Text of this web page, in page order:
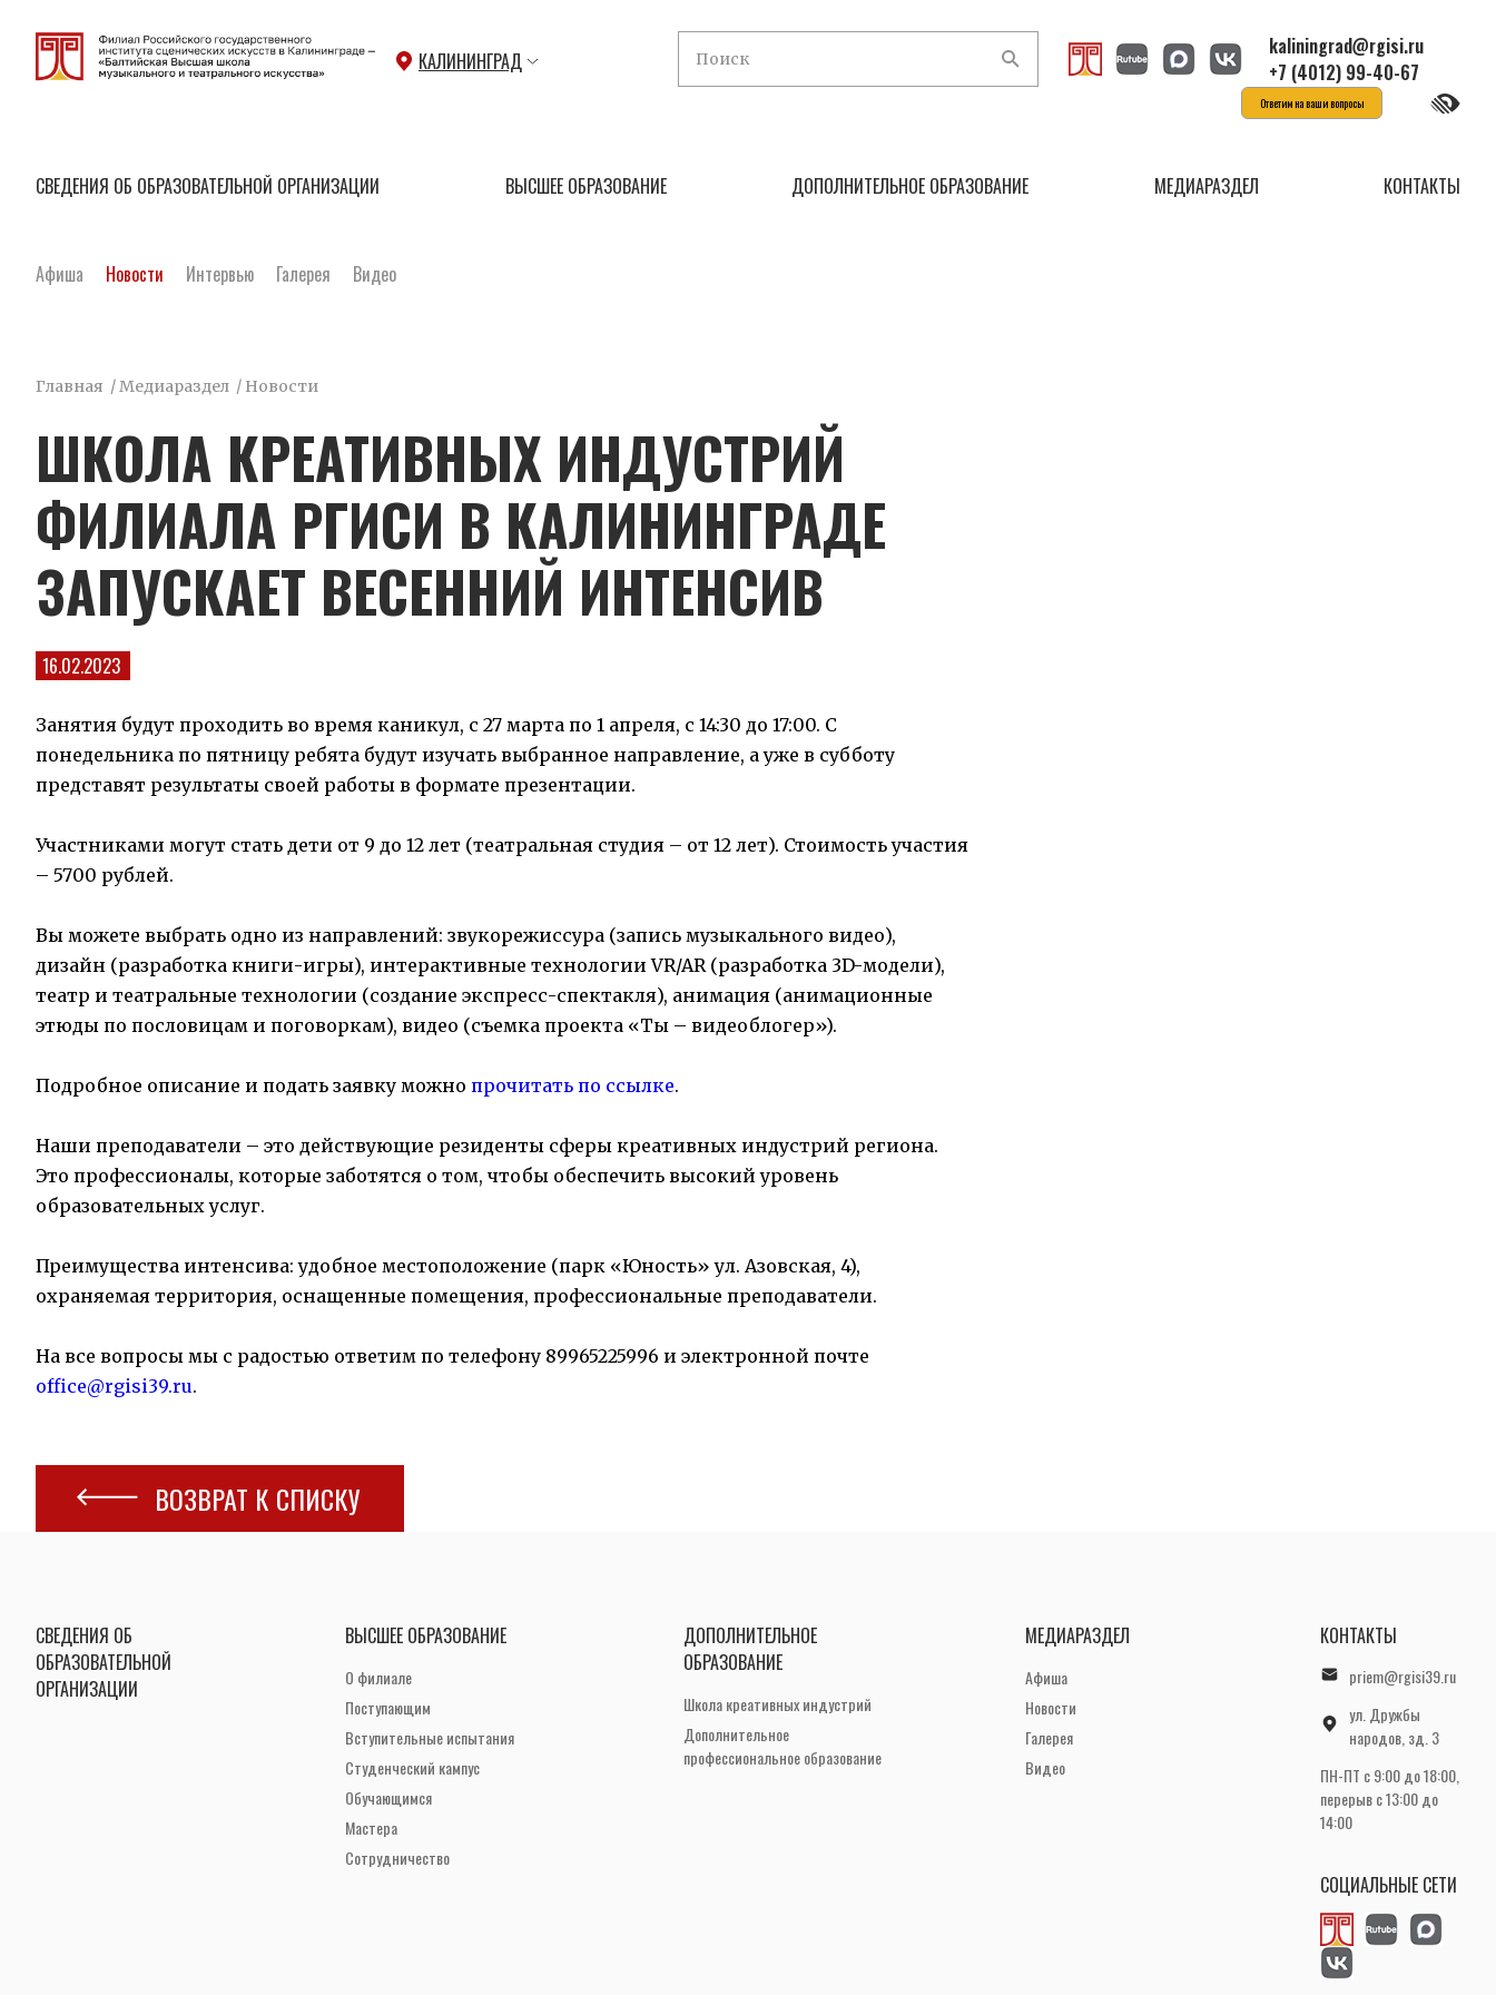
КАЛИНИНГРАД
kaliningrad@rgisi.ru
+7 (4012) 99-40-67
Ответим на ваши вопросы
СВЕДЕНИЯ ОБ ОБРАЗОВАТЕЛЬНОЙ ОРГАНИЗАЦИИ ВЫСШЕЕ ОБРАЗОВАНИЕ ДОПОЛНИТЕЛЬНОЕ ОБРАЗОВАНИЕ МЕДИАРАЗДЕЛ КОНТАКТЫ
Афиша Новости Интервью Галерея Видео
Главная /Медиараздел / Новости
ШКОЛА КРЕАТИВНЫХ ИНДУСТРИЙ
ФИЛИАЛА РГИСИ В КАЛИНИНГРАДЕ
ЗАПУСКАЕТ ВЕСЕННИЙ ИНТЕНСИВ
16.02.2023
Занятия будут проходить во время каникул, с 27 марта по 1 апреля, с 14:30 до 17:00. С
понедельника по пятницу ребята будут изучать выбранное направление, а уже в субботу
представят результаты своей работы в формате презентации.
Участниками могут стать дети от 9 до 12 лет (театральная студия – от 12 лет). Стоимость участия
– 5700 рублей.
Вы можете выбрать одно из направлений: звукорежиссура (запись музыкального видео),
дизайн (разработка книги-игры), интерактивные технологии VR/AR (разработка 3D-модели),
театр и театральные технологии (создание экспресс-спектакля), анимация (анимационные
этюды по пословицам и поговоркам), видео (съемка проекта «Ты – видеоблогер»).
Подробное описание и подать заявку можно прочитать по ссылке.
Наши преподаватели – это действующие резиденты сферы креативных индустрий региона.
Это профессионалы, которые заботятся о том, чтобы обеспечить высокий уровень
образовательных услуг.
Преимущества интенсива: удобное местоположение (парк «Юность» ул. Азовская, 4),
охраняемая территория, оснащенные помещения, профессиональные преподаватели.
На все вопросы мы с радостью ответим по телефону 89965225996 и электронной почте
office@rgisi39.ru.
ВОЗВРАТ К СПИСКУ
СВЕДЕНИЯ ОБ
ОБРАЗОВАТЕЛЬНОЙ
ОРГАНИЗАЦИИ
ВЫСШЕЕ ОБРАЗОВАНИЕ
О филиале
Поступающим
Вступительные испытания
Студенческий кампус
Обучающимся
Мастера
Сотрудничество
ДОПОЛНИТЕЛЬНОЕ
ОБРАЗОВАНИЕ
Школа креативных индустрий
Дополнительное
профессиональное образование
МЕДИАРАЗДЕЛ
Афиша
Новости
Галерея
Видео
КОНТАКТЫ
priem@rgisi39.ru
ул. Дружбы
народов, зд. 3
ПН-ПТ с 9:00 до 18:00,
перерыв с 13:00 до
14:00
СОЦИАЛЬНЫЕ СЕТИ